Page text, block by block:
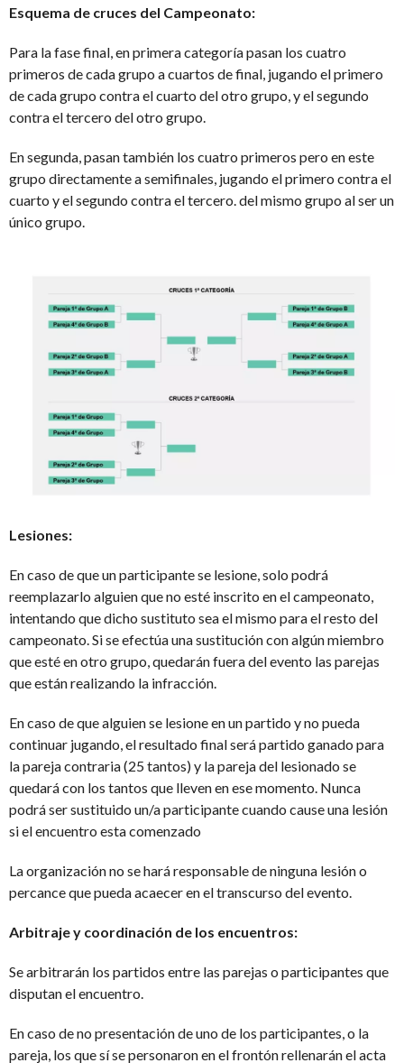
Esquema de cruces del Campeonato:
Para la fase final, en primera categoría pasan los cuatro
primeros de cada grupo a cuartos de final, jugando el primero
de cada grupo contra el cuarto del otro grupo, y el segundo
contra el tercero del otro grupo.
En segunda, pasan también los cuatro primeros pero en este
grupo directamente a semifinales, jugando el primero contra el
cuarto y el segundo contra el tercero. del mismo grupo al ser un
único grupo.
Lesiones:
En caso de que un participante se lesione, solo podrá
reemplazarlo alguien que no esté inscrito en el campeonato,
intentando que dicho sustituto sea el mismo para el resto del
campeonato. Si se efectúa una sustitución con algún miembro
que esté en otro grupo, quedarán fuera del evento las parejas
que están realizando la infracción.
En caso de que alguien se lesione en un partido y no pueda
continuar jugando, el resultado final será partido ganado para
la pareja contraria (25 tantos) y la pareja del lesionado se
quedará con los tantos que lleven en ese momento. Nunca
podrá ser sustituido un/a participante cuando cause una lesión
si el encuentro esta comenzado
La organización no se hará responsable de ninguna lesión o
percance que pueda acaecer en el transcurso del evento.
Arbitraje y coordinación de los encuentros:
Se arbitrarán los partidos entre las parejas o participantes que
disputan el encuentro.
En caso de no presentación de uno de los participantes, o la
pareja, los que sí se personaron en el frontón rellenarán el acta